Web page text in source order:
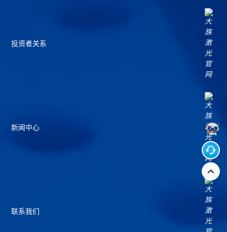
投资者关系
新闻中心
联系我们